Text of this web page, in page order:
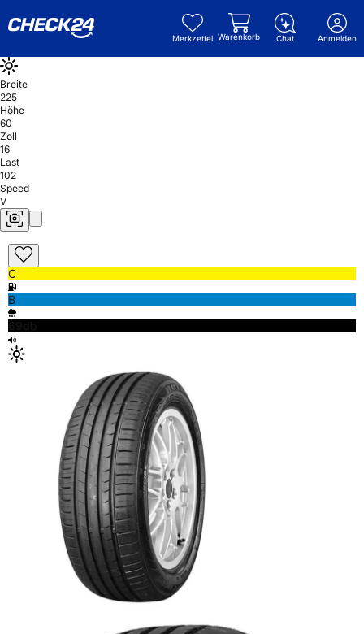
Merkzettel Warenkorb Chat Anmelden
Breite
225
Höhe
60
Zoll
16
Last
102
Speed
V
C
B
69db